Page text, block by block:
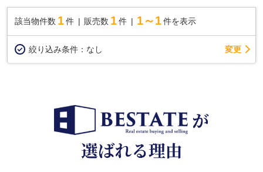
該当物件数 1件 販売数 1 件 1～1 件を表示
絞り込み条件： なし 変更